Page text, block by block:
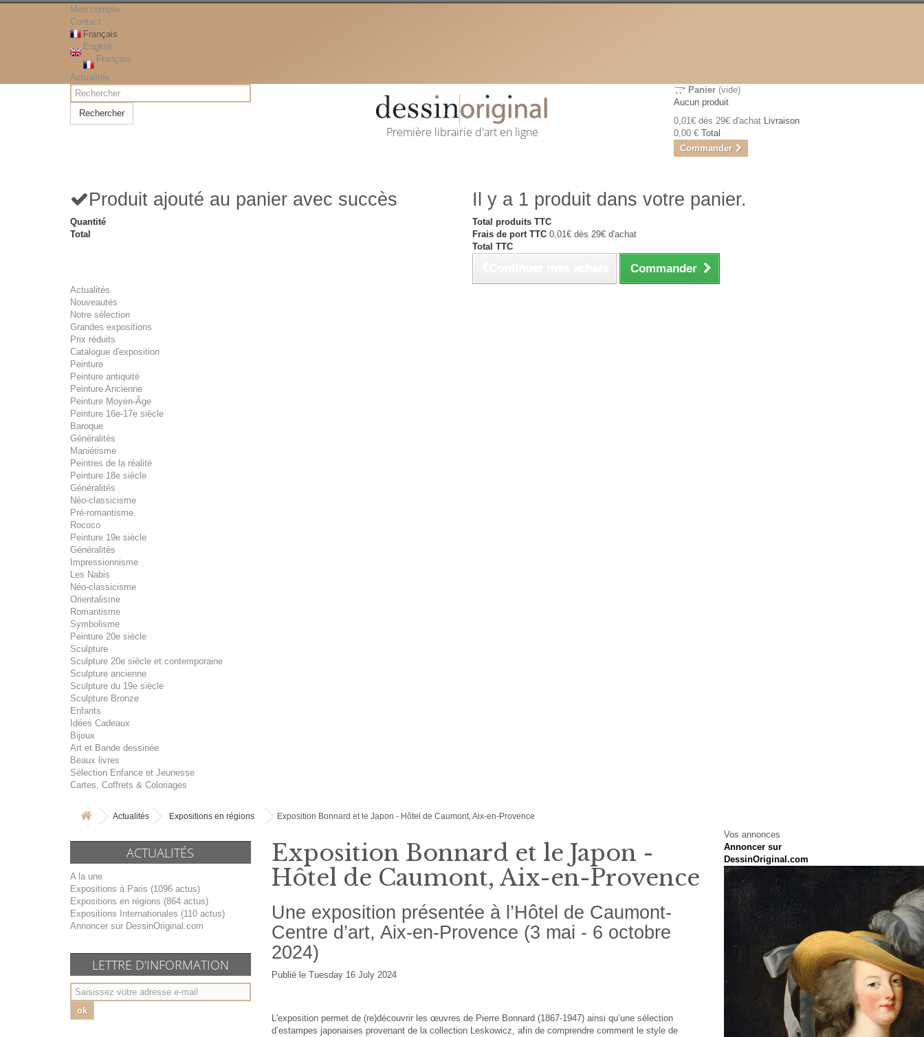
Mon compte
Contact
Français
English
Français
Actualités
Rechercher
Première librairie d'art en ligne
Panier (vide)
Aucun produit
0,01€ dès 29€ d'achat Livraison
0,00 € Total
Commander
Produit ajouté au panier avec succès
Quantité
Total
Il y a 1 produit dans votre panier.
Total produits TTC
Frais de port TTC 0,01€ dès 29€ d'achat
Total TTC
Commander
Actualités
Nouveautés
Notre sélection
Grandes expositions
Prix réduits
Catalogue d'exposition
Peinture
Peinture antiquité
Peinture Ancienne
Peinture Moyen-Âge
Peinture 16e-17e siècle
Baroque
Généralités
Maniérisme
Peintres de la réalité
Peinture 18e siècle
Généralités
Néo-classicisme
Pré-romantisme
Rococo
Peinture 19e siècle
Généralités
Impressionnisme
Les Nabis
Néo-classicisme
Orientalisme
Romantisme
Symbolisme
Peinture 20e siècle
Sculpture
Sculpture 20e siècle et contemporaine
Sculpture ancienne
Sculpture du 19e siècle
Sculpture Bronze
Enfants
Idées Cadeaux
Bijoux
Art et Bande dessinée
Beaux livres
Sélection Enfance et Jeunesse
Cartes, Coffrets & Coloriages
Actualités Expositions en régions Exposition Bonnard et le Japon - Hôtel de Caumont, Aix-en-Provence
ACTUALITÉS
A la une
Expositions à Paris (1096 actus)
Expositions en régions (864 actus)
Expositions Internationales (110 actus)
Annoncer sur DessinOriginal.com
LETTRE D'INFORMATION
ok
Exposition Bonnard et le Japon -
Hôtel de Caumont, Aix-en-Provence
Une exposition présentée à l’Hôtel de Caumont-
Centre d’art, Aix-en-Provence (3 mai - 6 octobre
2024)
Publié le Tuesday 16 July 2024
L'exposition permet de (re)découvrir les œuvres de Pierre Bonnard (1867-1947) ainsi qu’une sélection
d’estampes japonaises provenant de la collection Leskowicz, afin de comprendre comment le style de
Vos annonces
Annoncer sur
DessinOriginal.com